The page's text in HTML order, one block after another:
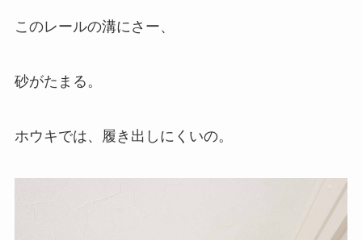
このレールの溝にさー、
砂がたまる。
ホウキでは、履き出しにくいの。